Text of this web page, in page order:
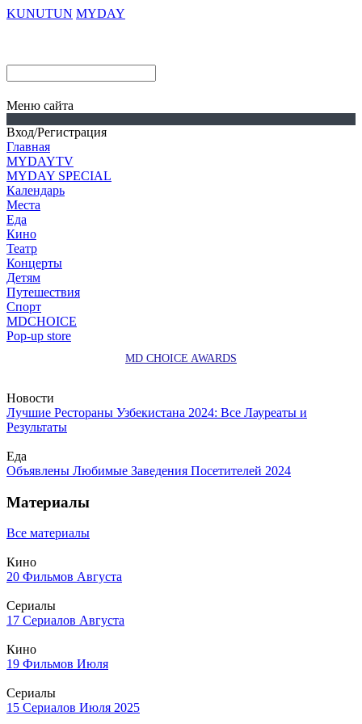
KUNUTUN MYDAY
Меню сайта
Вход/Регистрация
Главная
MYDAYTV
MYDAY SPECIAL
Календарь
Места
Еда
Кино
Театр
Концерты
Детям
Путешествия
Спорт
MDCHOICE
Pop-up store
MD CHOICE AWARDS
Новости
Лучшие Рестораны Узбекистана 2024: Все Лауреаты и
Результаты
Еда
Объявлены Любимые Заведения Посетителей 2024
Материалы
Все материалы
Кино
20 Фильмов Августа
Сериалы
17 Сериалов Августа
Кино
19 Фильмов Июля
Сериалы
15 Сериалов Июля 2025